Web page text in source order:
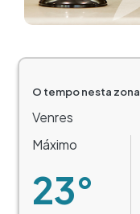
O tempo nesta zona
Venres
Máximo
23°